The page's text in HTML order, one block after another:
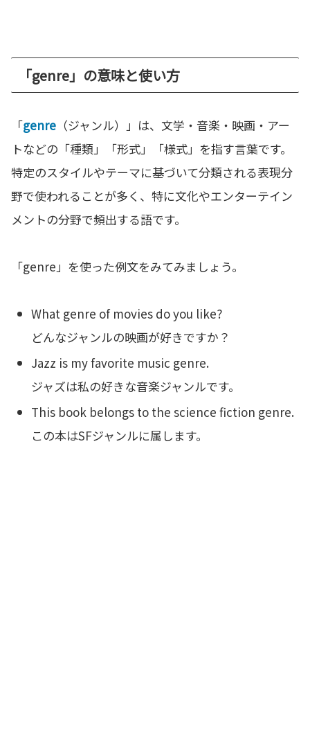
「genre」の意味と使い方
「genre （ジャンル）」は、文学・音楽・映画・アー
トなどの「種類」「形式」「様式」を指す言葉です。
特定のスタイルやテーマに基づいて分類される表現分
野で使われることが多く、特に文化やエンターテイン
メントの分野で頻出する語です。
「genre」を使った例文をみてみましょう。
What genre of movies do you like?
どんなジャンルの映画が好きですか？
Jazz is my favorite music genre.
ジャズは私の好きな音楽ジャンルです。
This book belongs to the science fiction genre.
この本はSFジャンルに属します。